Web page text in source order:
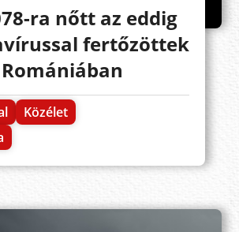
ra nőtt az eddig
fertőzöttek
Közélet